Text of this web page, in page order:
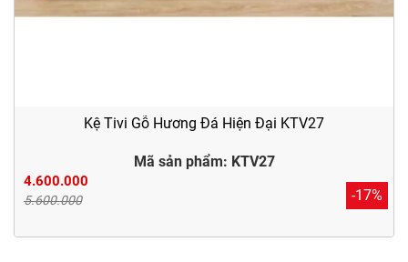
Kệ Tivi Gỗ Hương Đá Hiện Đại KTV27
Mã sản phẩm: KTV27
4.600.000
5.600.000 -17%